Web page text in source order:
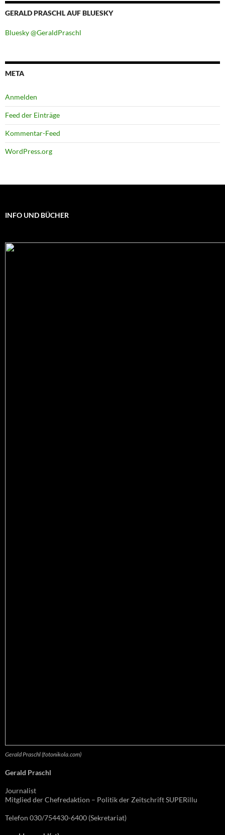
GERALD PRASCHL AUF BLUESKY
Bluesky @GeraldPraschl
META
Anmelden
Feed der Einträge
Kommentar-Feed
WordPress.org
INFO UND BÜCHER
Gerald Praschl (fotonikola.com)
Gerald Praschl
Journalist
Mitglied der Chefredaktion – Politik der Zeitschrift SUPERillu
Telefon 030/754430-6400 (Sekretariat)